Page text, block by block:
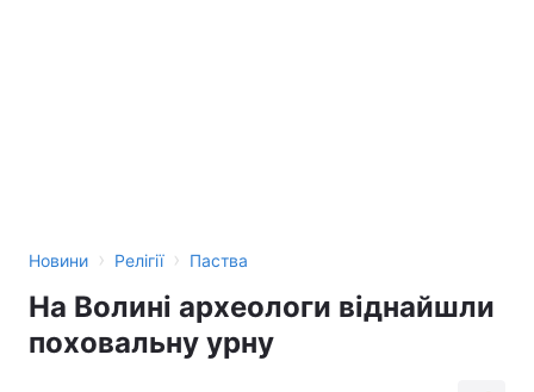
Новини › Релігії › Паства
На Волині археологи віднайшли
поховальну урну